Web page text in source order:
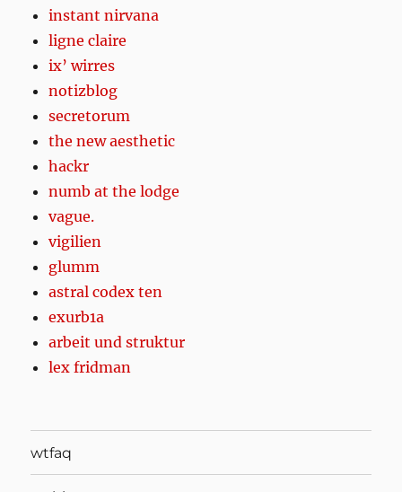
instant nirvana
ligne claire
ix’ wirres
notizblog
secretorum
the new aesthetic
hackr
numb at the lodge
vague.
vigilien
glumm
astral codex ten
exurb1a
arbeit und struktur
lex fridman
wtfaq